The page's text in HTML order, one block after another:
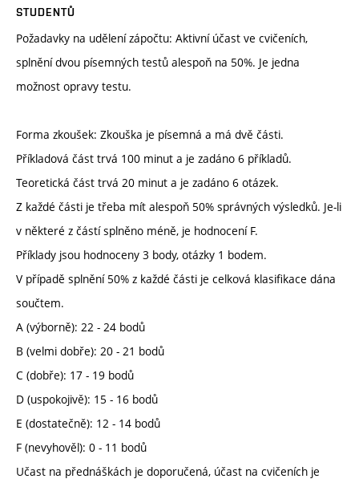
STUDENTŮ
Požadavky na udělení zápočtu: Aktivní účast ve cvičeních,
splnění dvou písemných testů alespoň na 50%. Je jedna
možnost opravy testu.
Forma zkoušek: Zkouška je písemná a má dvě části.
Příkladová část trvá 100 minut a je zadáno 6 příkladů.
Teoretická část trvá 20 minut a je zadáno 6 otázek.
Z každé části je třeba mít alespoň 50% správných výsledků. Je-li
v některé z částí splněno méně, je hodnocení F.
Příklady jsou hodnoceny 3 body, otázky 1 bodem.
V případě splnění 50% z každé části je celková klasifikace dána
součtem.
A (výborně): 22 - 24 bodů
B (velmi dobře): 20 - 21 bodů
C (dobře): 17 - 19 bodů
D (uspokojivě): 15 - 16 bodů
E (dostatečně): 12 - 14 bodů
F (nevyhověl): 0 - 11 bodů
Učast na přednáškách je doporučená, účast na cvičeních je